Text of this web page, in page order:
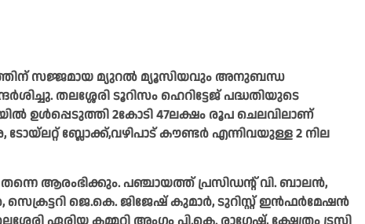
സജ്ജമായ മ്യുറൽ മ്യൂസിയവും അനുബന്ധ
തലശ്ശേരി ടൂറിസം ഹെറിട്ടേജ് പദ്ധതിയുടെ
ഉൾപ്പെടുത്തി 2കോടി 47ലക്ഷം രൂപ ചെലവിലാണ്
ബ്ലോക്ക്‌,വഴിപാട് കൗണ്ടർ എന്നിവയുള്ള 2 നില
ആരംഭിക്കും. പഞ്ചായത്ത് പ്രസിഡന്റ് വി. ബാലൻ,
ജെ.കെ. ജിജേഷ് കുമാർ, ടുറിസ്റ്റ് ഇൻഫർമേഷൻ